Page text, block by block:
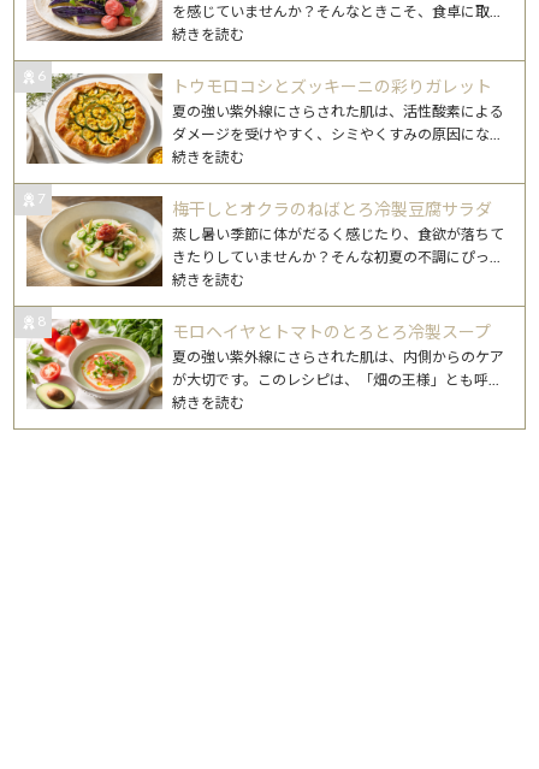
を感じていませんか？そんなときこそ、食卓に取...
続きを読む
6
トウモロコシとズッキーニの彩りガレット
夏の強い紫外線にさらされた肌は、活性酸素による
ダメージを受けやすく、シミやくすみの原因にな...
続きを読む
7
梅干しとオクラのねばとろ冷製豆腐サラダ
蒸し暑い季節に体がだるく感じたり、食欲が落ちて
きたりしていませんか？そんな初夏の不調にぴっ...
続きを読む
8
モロヘイヤとトマトのとろとろ冷製スープ
夏の強い紫外線にさらされた肌は、内側からのケア
が大切です。このレシピは、「畑の王様」とも呼...
続きを読む